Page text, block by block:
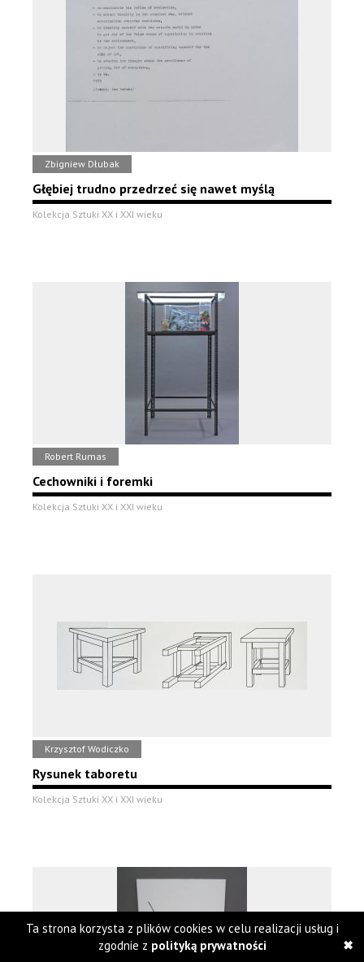
Zbigniew Dłubak
Głębiej trudno przedrzeć się nawet myślą
Kolekcja Sztuki XX i XXI wieku
Robert Rumas
Cechowniki i foremki
Kolekcja Sztuki XX i XXI wieku
Krzysztof Wodiczko
Rysunek taboretu
Kolekcja Sztuki XX i XXI wieku
Ta strona korzysta z plików cookies w celu realizacji usług i
zgodnie z polityką prywatności